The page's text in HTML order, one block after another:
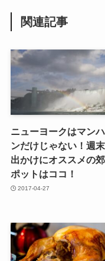
関連記事
ニューヨークはマン
ンだけじゃない！週
出かけにオススメの
ポットはココ！
2017-04-27